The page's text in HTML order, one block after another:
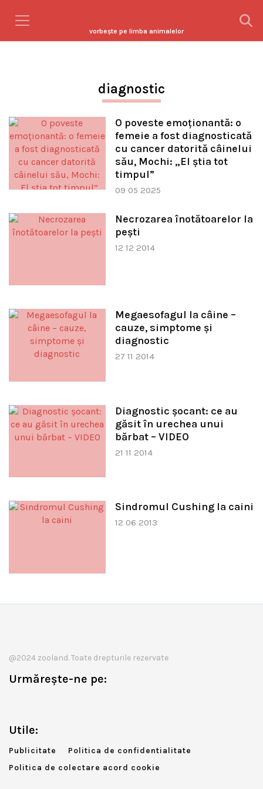
vorbeşte pe limba animalelor
diagnostic
O poveste emoționantă: o
femeie a fost diagnosticată
cu cancer datorită câinelui
său, Mochi: „El știa tot
timpul”
09 05 2025
Necrozarea înotătoarelor la
pești
12 12 2014
Megaesofagul la câine –
cauze, simptome şi
diagnostic
27 11 2014
Diagnostic şocant: ce au
găsit în urechea unui
bărbat – VIDEO
21 11 2014
Sindromul Cushing la caini
12 06 2013
@2024 zooland. Toate drepturile rezervate
Urmărește-ne pe:
Utile:
Publicitate
Politica de confidentialitate
Politica de colectare acord cookie